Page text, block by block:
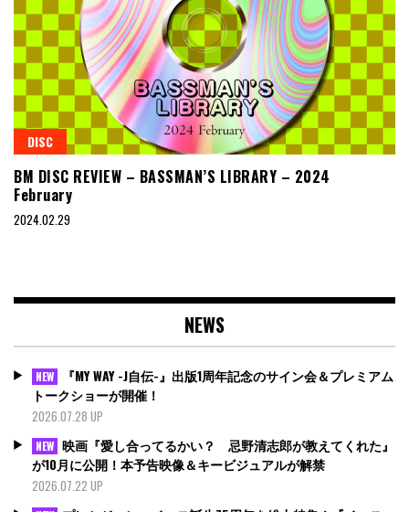
DISC
BM DISC REVIEW – BASSMAN’S LIBRARY – 2024
February
2024.02.29
NEWS
NEW
『MY WAY -J自伝-』出版1周年記念のサイン会＆プレミアム
トークショーが開催！
2026.07.28 UP
NEW 映画『愛し合ってるかい？ 忌野清志郎が教えてくれた』
が10月に公開！本予告映像＆キービジュアルが解禁
2026.07.22 UP